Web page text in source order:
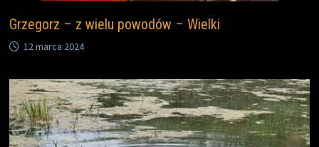
Grzegorz – z wielu powodów – Wielki
12 marca 2024